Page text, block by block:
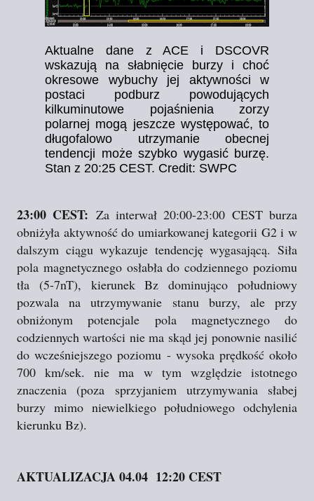
Aktualne dane z ACE i DSCOVR
wskazują na słabnięcie burzy i choć
okresowe wybuchy jej aktywności w
postaci podburz powodujących
kilkuminutowe pojaśnienia zorzy
polarnej mogą jeszcze występować, to
długofalowo utrzymanie obecnej
tendencji może szybko wygasić burzę.
Stan z 20:25 CEST. Credit: SWPC
23:00 CEST: Za interwał 20:00-23:00 CEST burza
obniżyła aktywność do umiarkowanej kategorii G2 i w
dalszym ciągu wykazuje tendencję wygasającą. Siła
pola magnetycznego osłabła do codziennego poziomu
tła (5-7nT), kierunek Bz dominująco południowy
pozwala na utrzymywanie stanu burzy, ale przy
obniżonym potencjale pola magnetycznego do
codziennych wartości nie ma skąd jej ponownie nasilić
do wcześniejszego poziomu - wysoka prędkość około
700 km/sek. nie ma w tym względzie istotnego
znaczenia (poza sprzyjaniem utrzymywania słabej
burzy mimo niewielkiego południowego odchylenia
kierunku Bz).
AKTUALIZACJA 04.04 12:20 CEST